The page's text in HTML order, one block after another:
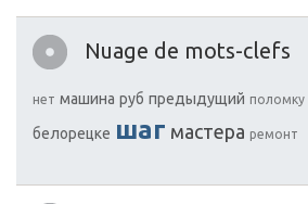
Nuage de mots-clefs
нет машина руб предыдущий поломку
белорецке шаг мастера ремонт